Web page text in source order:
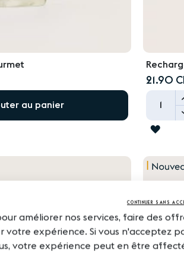
améliorer nos services, faire des
votre expérience. Si vous n'acceptez
votre expérience peut en être
CONTINUER SANS
au panier
21.90
LA
LISTE